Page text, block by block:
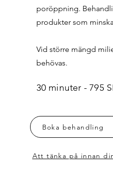
poröppning.
produkter som
Vid större mängd
behövas.
30 minuter - 795
Boka behandling
Att tänka på innan